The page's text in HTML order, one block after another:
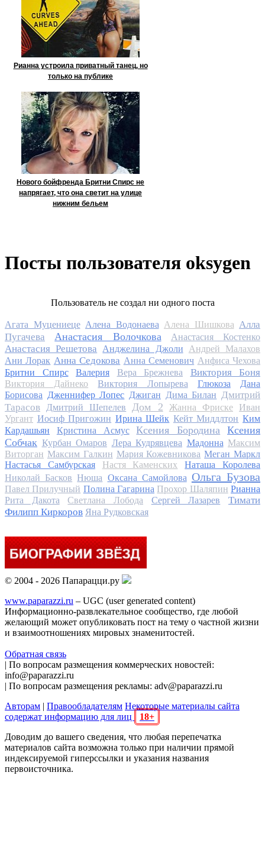
Рианна устроила приватный танец, но
только на публике
Нового бойфренда Бритни Спирс не
напрягает, что она светит на улице
нижним бельем
Посты пользователя oksygen
Пользователь не создал ни одного поста
Агата Муцениеце Алена Водонаева Алена Шишкова Алла
Пугачева
Анастасия Волочкова Анастасия Костенко
Анастасия Решетова Анджелина Джоли
Андрей Малахов
Ани Лорак Анна Седокова Анна Семенович Анфиса Чехова
Бритни Спирс
Валерия Вера Брежнева Виктория Боня
Виктория Дайнеко Виктория Лопырева Глюкоза
Дана
Борисова Дженнифер Лопес Джиган Дима Билан Дмитрий
Тарасов
Дмитрий Шепелев Дом 2 Жанна Фриске
Иван
Ургант Иосиф Пригожин Ирина Шейк Кейт Миддлтон Ким
Кардашьян
Кристина Асмус Ксения Бородина
Ксения
Собчак Курбан Омаров Лера Кудрявцева Мадонна Максим
Виторган Максим Галкин Мария Кожевникова Меган Маркл
Настасья Самбурская
Настя Каменских
Наташа Королева
Николай Басков Нюша Оксана Самойлова Ольга Бузова
Павел Прилучный Полина Гагарина Прохор Шаляпин Рианна
Рита Дакота
Светлана Лобода Сергей Лазарев
Тимати
Филипп Киркоров Яна Рудковская
© 2004 - 2026 Папарацци.ру
www.paparazzi.ru – UGC (user generated content)
Информационно-развлекательное сообщество, где любой
желающий может опубликовать пост на тему о частной жизни
и взаимоотношениях мировых знаменитостей.
Обратная связь
| По вопросам размещения коммерческих новостей:
info@paparazzi.ru
| По вопросам размещения рекламы: adv@paparazzi.ru
Авторам | Правообладателям Некоторые материалы сайта
содержат информацию для лиц
18+
Доводим до вашего сведения, что любая перепечатка
материалов сайта возможна только при наличии прямой
индексируемой гиперссылки и указания названия
первоисточника.